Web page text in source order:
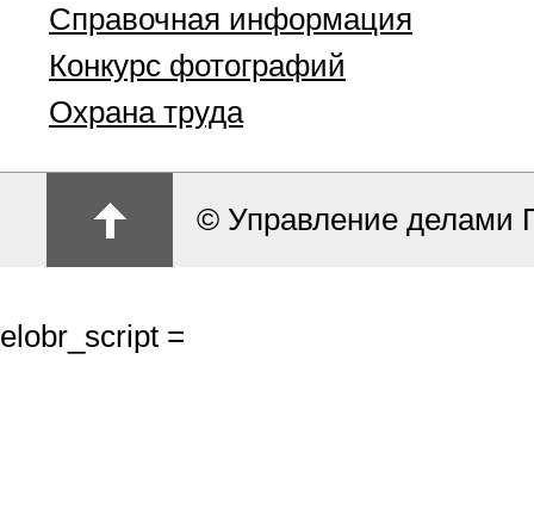
Справочная информация
Конкурс фотографий
Охрана труда
© Управление делами
elobr_script =